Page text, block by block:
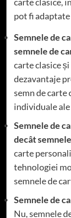
pot fi
Semnele de
semnele de
carte clasice
dezavantaje
semn de carte
individuale
Semnele de
decât
carte
tehnologiei
semnele de
Semnele de
Nu, semnele